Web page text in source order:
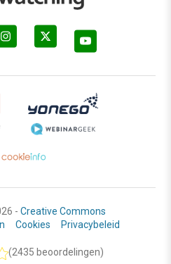
- Creative Commons
Cookies Privacybeleid
(2435 beoordelingen)